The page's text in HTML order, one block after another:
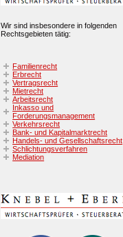
Wir sind insbesondere in folgenden
Rechtsgebieten tätig:
Familienrecht
Erbrecht
Vertragsrecht
Mietrecht
Arbeitsrecht
Inkasso und
Forderungsmanagement
Verkehrsrecht
Bank- und Kapitalmarktrecht
Handels- und Gesellschaftsrecht
Schlichtungsverfahren
Mediation